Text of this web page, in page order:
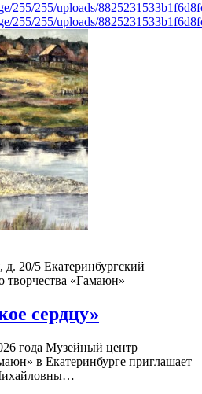
255/255/uploads/
255/255/uploads/
д. 20/5 Екатеринбургский
творчества «Гамаюн»
сердцу»
года Музейный центр
в Екатеринбурге приглашает